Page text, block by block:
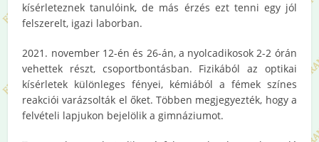
kísérleteznek tanulóink, de más érzés ezt tenni egy jól
felszerelt, igazi laborban.
2021. november 12-én és 26-án, a nyolcadikosok 2-2 órán
vehettek részt, csoportbontásban. Fizikából az optikai
kísérletek különleges fényei, kémiából a fémek színes
reakciói varázsolták el őket. Többen megjegyezték, hogy a
felvételi lapjukon bejelölik a gimnáziumot.